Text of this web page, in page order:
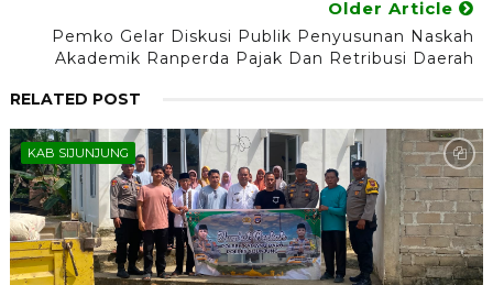
Older Article
Pemko Gelar Diskusi Publik Penyusunan Naskah
Akademik Ranperda Pajak Dan Retribusi Daerah
RELATED POST
KAB SIJUNJUNG